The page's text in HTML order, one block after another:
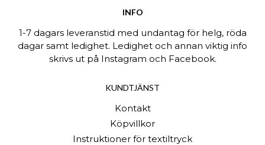
INFO
1-7 dagars leveranstid med undantag för helg, röda
dagar samt ledighet. Ledighet och annan viktig info
skrivs ut på Instagram och Facebook.
KUNDTJÄNST
Kontakt
Köpvillkor
Instruktioner för textiltryck